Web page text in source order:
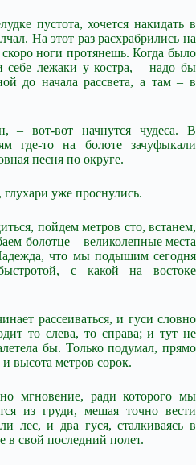
пустота, хочется накидать в
На этот раз расхрабрились на
ноги протянешь. Когда было
себе лежаки у костра, – надо бы
до начала рассвета, а там – в
– вот-вот начнутся чудеса. В
где-то на болоте зачуфыкали
песня по округе.
уже проснулись.
пойдем метров сто, встанем,
болотце – великолепные места
что мы подышим сегодня
с какой на востоке
рассеиваться, и гуси словно
то слева, то справа; и тут не
бы. Только подумал, прямо
высота метров сорок.
мгновение, ради которого мы
из груди, мешая точно вести
лес, и два гуся, сталкиваясь в
в свой последний полет.